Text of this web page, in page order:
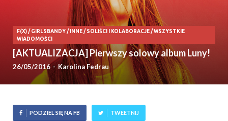
F(X)/GIRLSBANDY/ INNE/SOLIŚCI I KOLABORACJE/WSZYSTKIE
WIADOMOŚCI
[AKTUALIZACJA] Pierwszy solowy album Luny!
26/05/2016- Karolina Fedrau
PODZIEL SIĘ NA FB TWEETNIJ